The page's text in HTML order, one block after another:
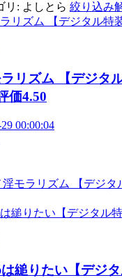
リ: よしとら 絞り込み
リズム 【デジタ
価4.50
00:00:04
モラリズム 【デジタ
縋りたい【デジ